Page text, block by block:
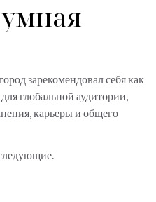
зарекомендовал себя как
глобальной аудитории,
карьеры и общего